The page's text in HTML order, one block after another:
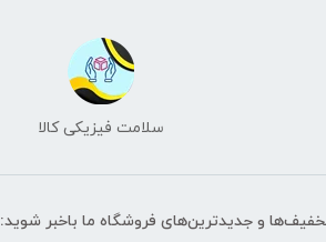
سلامت فیزیکی کالا
و جدیدترین‌های فروشگاه ما باخبر شوید: